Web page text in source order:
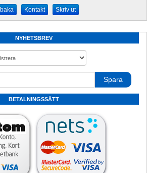
Kontakt Skriv ut
NYHETSBREV
Spara
BETALNINGSSÄTT